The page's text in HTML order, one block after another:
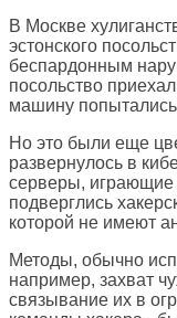
В Москве
эстонского
беспардонным
посольство
машину
Но это были еще
развернулось в
серверы, играющие
подверглись
которой не имеют
Методы, обычно
например, захват
связывание их в